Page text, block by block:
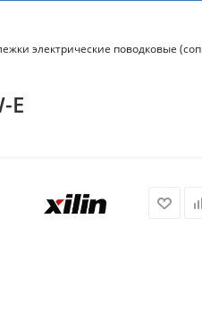
электрические поводковые
E